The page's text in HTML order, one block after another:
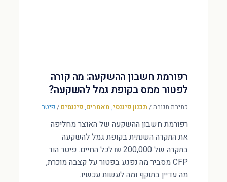
רפורמת חשבון ההשקעה: מה קורה
לפטור ממס בקופת גמל להשקעה?
כתיבת תגובה/ תכנון פיננסי, מאמרים, פיננסים / פיטר
רפורמת חשבון ההשקעה של האוצר מחליפה
את התקרה השנתית בקופת גמל להשקעה
בתקרה של 200,000 ₪ לכל החיים. פיטר הוד
CFP מסביר מה נפגע בפטור על קצבה מוכרת,
מה עדיין בתוקף ומה לעשות עכשיו.